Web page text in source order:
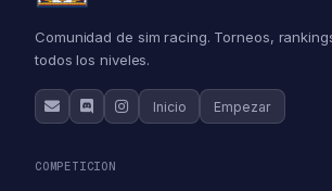
Comunidad de sim racing. Torneos,
todos los niveles.
Inicio Empezar
COMPETICION